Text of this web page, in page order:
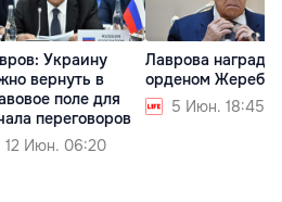
Украину
вернуть в
поле для
переговоров
12 Июн. 06:20
Лаврова
орденом Жеребца
5 Июн. 18:45